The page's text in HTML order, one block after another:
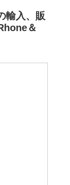
輸入、販
＆